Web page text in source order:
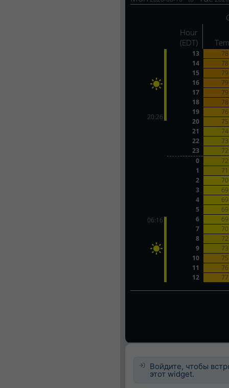
Войдите, чтобы
этот widget.